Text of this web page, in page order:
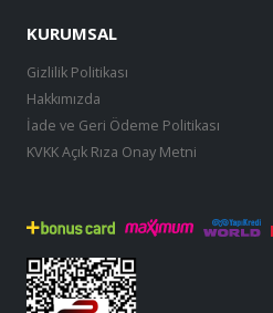
KURUMSAL
Gizlilik Politikası
Hakkımızda
İade ve Geri Ödeme Politikası
KVKK Açık Rıza Onay Metni